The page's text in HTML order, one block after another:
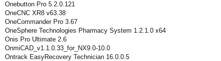
Onebutton Pro 5.2.0.121
OneCNC XR8 v63.38
OneCommander Pro 3.67
OneSphere Technologies Pharmacy System 1.2.1.0 x64
Onis Pro Ultimate 2.6
OnmiCAD_v1.1.0.33_for_NX9.0-10.0
Ontrack EasyRecovery Technician 16.0.0.5